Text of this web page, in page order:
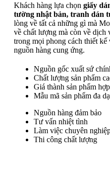
Khách hàng lựa chọn giấy
tường nhật bản, tranh dán
lòng về tất cả những gì mà
về chất lượng mà còn về dịch
trong mọi phong cách thiết kế
nguồn hàng cung ứng.
Nguồn gốc xuất sứ
Chất lượng sản phẩm
Giá thành sản phẩm
Mẫu mã sản phẩm đa
Nguồn hàng đảm bảo
Tư vấn nhiệt tình
Làm việc chuyên
Thi công chất lượng